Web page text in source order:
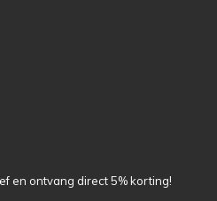
en ontvang direct 5% korting!